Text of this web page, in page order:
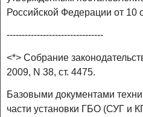
Российской Федерации от 10
--------------------------------
<*> Собрание
2009, N 38, ст. 4475.
Базовыми документами
части установки ГБО (СУГ и